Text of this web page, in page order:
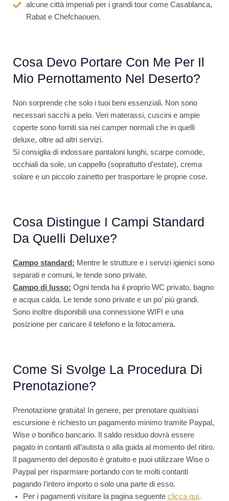
alcune città imperiali per i grandi tour come Casablanca,
Rabat e Chefchaouen.
Cosa Devo Portare Con Me Per Il
Mio Pernottamento Nel Deserto?
Non sorprende che solo i tuoi beni essenziali. Non sono
necessari sacchi a pelo. Veri materassi, cuscini e ampie
coperte sono forniti sia nei camper normali che in quelli
deluxe, oltre ad altri servizi.
Si consiglia di indossare pantaloni lunghi, scarpe comode,
occhiali da sole, un cappello (soprattutto d’estate), crema
solare e un piccolo zainetto per trasportare le proprie cose.
Cosa Distingue I Campi Standard
Da Quelli Deluxe?
Campo standard: Mentre le strutture e i servizi igienici sono
separati e comuni, le tende sono private.
Campo di lusso: Ogni tenda ha il proprio WC privato, bagno
e acqua calda. Le tende sono private e un po’ più grandi.
Sono inoltre disponibili una connessione WIFI e una
posizione per caricare il telefono e la fotocamera.
Come Si Svolge La Procedura Di
Prenotazione?
Prenotazione gratuita! In genere, per prenotare qualsiasi
escursione è richiesto un pagamento minimo tramite Paypal,
Wise o bonifico bancario. Il saldo residuo dovrà essere
pagato in contanti all’autista o alla guida al momento del ritiro.
Il pagamento del deposito è gratuito e puoi utilizzare Wise o
Paypal per risparmiare portando con te molti contanti
pagando l’intero importo o solo una parte di esso.
Per i pagamenti visitare la pagina seguente clicca qui.